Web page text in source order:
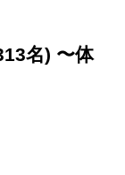
名) 〜体